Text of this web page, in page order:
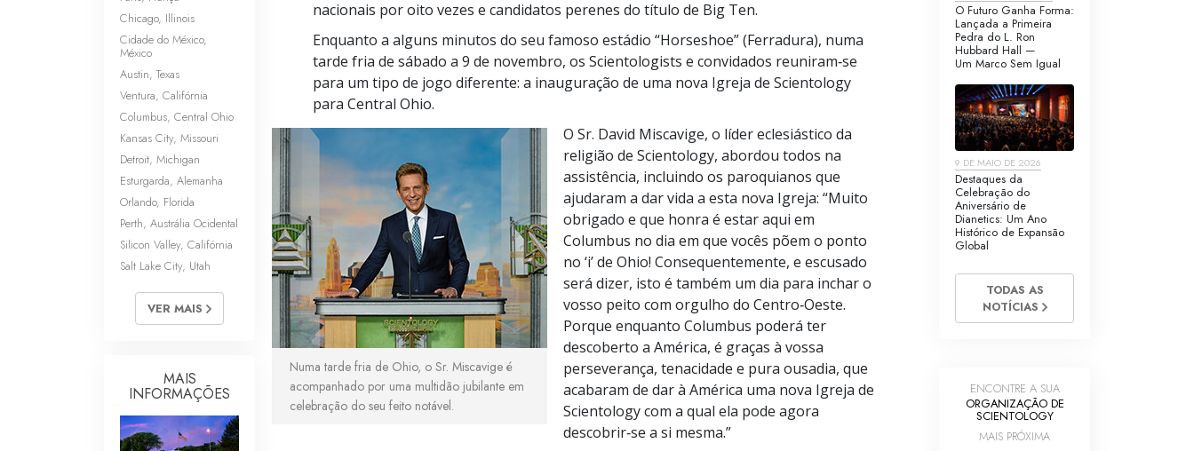
nacionais por oito vezes e candidatos perenes do título de Big Ten.
Enquanto a alguns minutos do seu famoso estádio “Horseshoe” (Ferradura), numa
tarde fria de sábado a 9 de novembro, os Scientologists e convidados reuniram‑se
para um tipo de jogo diferente: a inauguração de uma nova Igreja de Scientology
para Central Ohio.
Numa tarde fria de Ohio, o Sr. Miscavige é
acompanhado por uma multidão jubilante em
celebração do seu feito notável.
O Sr. David Miscavige, o líder eclesiástico da
religião de Scientology, abordou todos na
assistência, incluindo os paroquianos que
ajudaram a dar vida a esta nova Igreja: “Muito
obrigado e que honra é estar aqui em
Columbus no dia em que vocês põem o ponto
no ‘i’ de Ohio! Consequentemente, e escusado
será dizer, isto é também um dia para inchar o
vosso peito com orgulho do Centro‑Oeste.
Porque enquanto Columbus poderá ter
descoberto a América, é graças à vossa
perseverança, tenacidade e pura ousadia, que
acabaram de dar à América uma nova Igreja de
Scientology com a qual ela pode agora
descobrir‑se a si mesma.”
Chicago, Illinois
Cidade do México,
México
Austin, Texas
Ventura, Califórnia
Columbus, Central Ohio
Kansas City, Missouri
Detroit, Michigan
Esturgarda, Alemanha
Orlando, Florida
Perth, Austrália Ocidental
Silicon Valley, Califórnia
Salt Lake City, Utah
VER MAIS
MAIS
INFORMAÇÕES
O Futuro Ganha Forma:
Lançada a Primeira
Pedra do L. Ron
Hubbard Hall —
Um Marco Sem Igual
9 DE MAIO DE 2026
Destaques da
Celebração do
Aniversário de
Dianetics: Um Ano
Histórico de Expansão
Global
TODAS AS
NOTÍCIAS
ENCONTRE A SUA
ORGANIZAÇÃO DE
SCIENTOLOGY
MAIS PRÓXIMA